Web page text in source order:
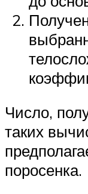
Число,
таких
поросенка.